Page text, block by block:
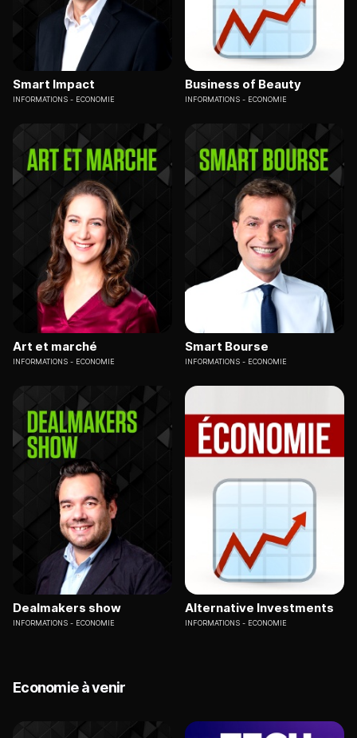
Smart Impact
INFORMATIONS ECONOMIE
Business of Beauty
INFORMATIONS ECONOMIE
Art et marché
INFORMATIONS ECONOMIE
Smart Bourse
INFORMATIONS ECONOMIE
Dealmakers show
INFORMATIONS ECONOMIE
Alternative Investments
INFORMATIONS ECONOMIE
Economie à venir